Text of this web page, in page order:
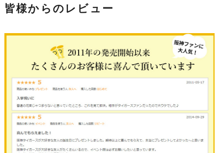
皆様からのレビュー